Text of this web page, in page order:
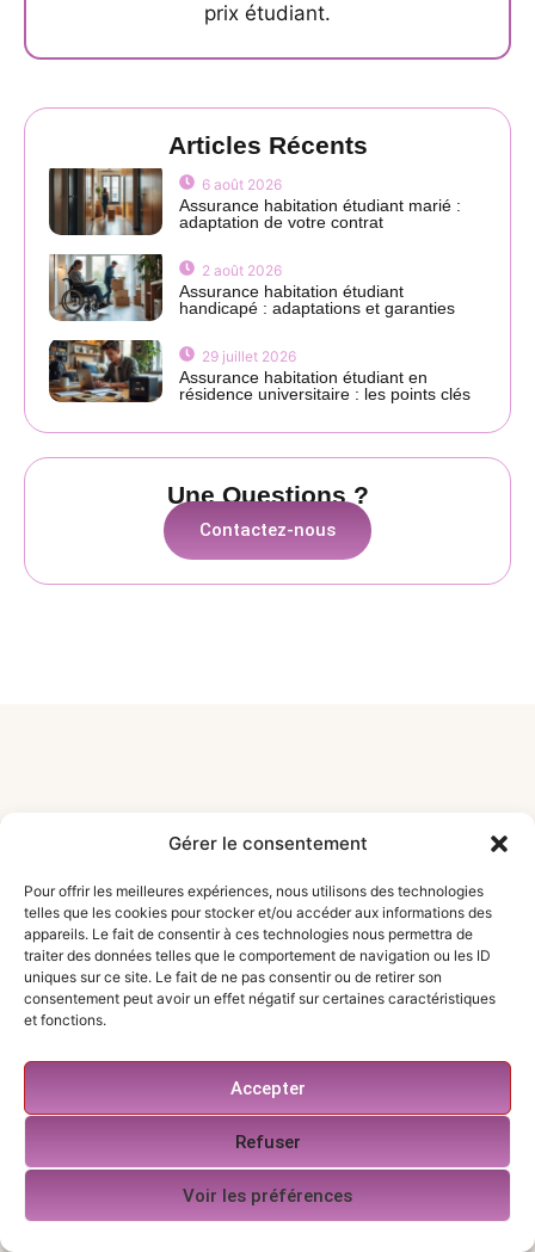
Gérer le consentement
Pour offrir les meilleures expériences, nous utilisons des technologies
telles que les cookies pour stocker et/ou accéder aux informations des
appareils. Le fait de consentir à ces technologies nous permettra de
traiter des données telles que le comportement de navigation ou les ID
uniques sur ce site. Le fait de ne pas consentir ou de retirer son
consentement peut avoir un effet négatif sur certaines caractéristiques
et fonctions.
Accepter
Refuser
Voir les préférences
Articles Récents
6 août 2026
Assurance habitation étudiant marié :
adaptation de votre contrat
2 août 2026
Assurance habitation étudiant
handicapé : adaptations et garanties
29 juillet 2026
Assurance habitation étudiant en
résidence universitaire : les points clés
Une Questions ?
Contactez-nous
prix étudiant.
Protection complète pour votre logement étudiant :
studio, résidence ou colocation. Souscription rapide,
tarifs adaptés, attestation immédiate.
NOS FORMULES
Formule Essentiel – 4,90€/mois
Formule Premium – 11,90€/mois
Comparer les garanties